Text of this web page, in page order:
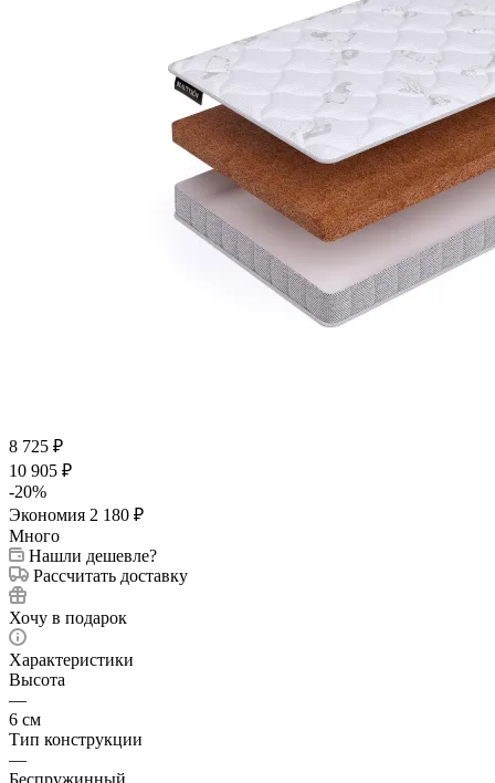
8 725 ₽
10 905 ₽
-20%
Экономия 2 180 ₽
Много
Нашли дешевле?
Рассчитать доставку
Хочу в подарок
Характеристики
Высота
—
6 см
Тип конструкции
—
Беспружинный